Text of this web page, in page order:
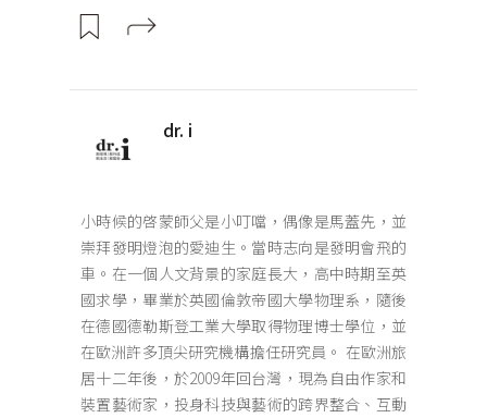
dr. i
小時候的啓蒙師父是小叮噹，偶像是馬蓋先，並
崇拜發明燈泡的愛迪生。當時志向是發明會飛的
車。在一個人文背景的家庭長大，高中時期至英
國求學，畢業於英國倫敦帝國大學物理系，隨後
在德國德勒斯登工業大學取得物理博士學位，並
在歐洲許多頂尖研究機構擔任研究員。 在歐洲旅
居十二年後，於2009年回台灣，現為自由作家和
裝置藝術家，投身科技與藝術的跨界整合、互動